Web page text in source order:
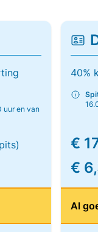
uur en van
40%
€
€
Al